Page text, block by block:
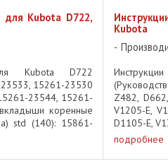
Kubota D722,
Kubota D722
15261-23530
23544, 15261-
коренные
std (140): 15861-
...
Kubota
Z482,
V1205-E,
D1105-E,
подробнее